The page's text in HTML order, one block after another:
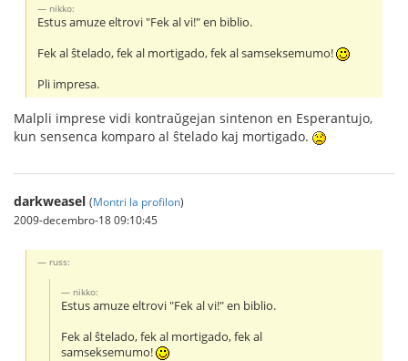
nikko:
Estus amuze eltrovi "Fek al vi!" en biblio.
Fek al ŝtelado, fek al mortigado, fek al samseksemumo!
Pli impresa.
Malpli imprese vidi kontraŭgejan sintenon en Esperantujo,
kun sensenca komparo al ŝtelado kaj mortigado.
darkweasel (Montri la profilon)
2009-decembro-18 09:10:45
russ:
nikko:
Estus amuze eltrovi "Fek al vi!" en biblio.
Fek al ŝtelado, fek al mortigado, fek al
samseksemumo!